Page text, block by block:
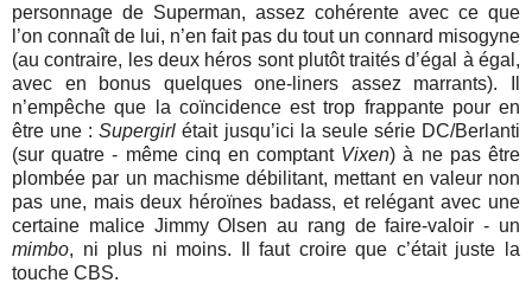
personnage de Superman, assez cohérente avec ce que
l’on connaît de lui, n’en fait pas du tout un connard misogyne
(au contraire, les deux héros sont plutôt traités d’égal à égal,
avec en bonus quelques one-liners assez marrants). Il
n’empêche que la coïncidence est trop frappante pour en
être une :Supergirlétait jusqu’ici la seule série DC/Berlanti
(sur quatre - même cinq en comptant Vixen) à ne pas être
plombée par un machisme débilitant, mettant en valeur non
pas une, mais deux héroïnes badass, et relégant avec une
certaine malice Jimmy Olsen au rang de faire-valoir - un
mimbo, ni plus ni moins. Il faut croire que c’était juste la
touche CBS.